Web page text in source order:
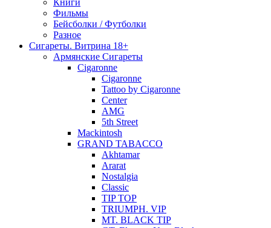
Книги
Фильмы
Бейсболки / Футболки
Разное
Сигареты. Витрина 18+
Армянские Сигареты
Cigaronne
Cigaronne
Tattoo by Cigaronne
Center
AMG
5th Street
Mackintosh
GRAND TABACCO
Akhtamar
Ararat
Nostalgia
Classic
TIP TOP
TRIUMPH. VIP
MT. BLACK TIP